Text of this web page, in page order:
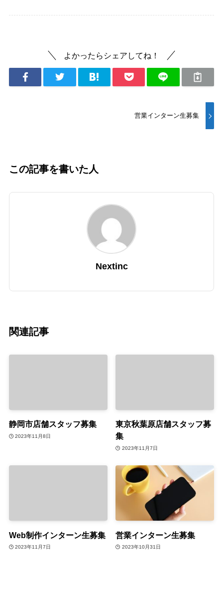
よかったらシェアしてね！
営業インターン生募集
この記事を書いた人
Nextinc
関連記事
静岡市店舗スタッフ募集
2023年11月8日
東京秋葉原店舗スタッフ募
集
2023年11月7日
Web制作インターン生募集
2023年11月7日
営業インターン生募集
2023年10月31日